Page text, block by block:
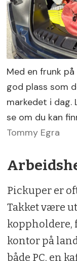
Med en frunk
god plass som
markedet i dag.
se om du kan
Tommy Egra
Pickuper er
Takket være
koppholdere,
kontor på
både PC, en